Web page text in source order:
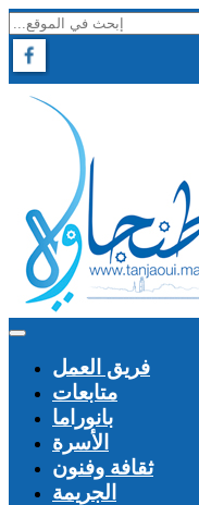
فريق العمل
متابعات
بانوراما
الأسرة
ثقافة وفنون
الجريمة